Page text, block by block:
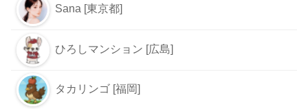
Sana [東京都]
ひろしマンション [広島]
タカリンゴ [福岡]